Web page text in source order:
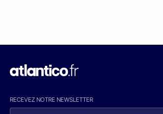
RECEVEZ NOTRE NEWSLETTER